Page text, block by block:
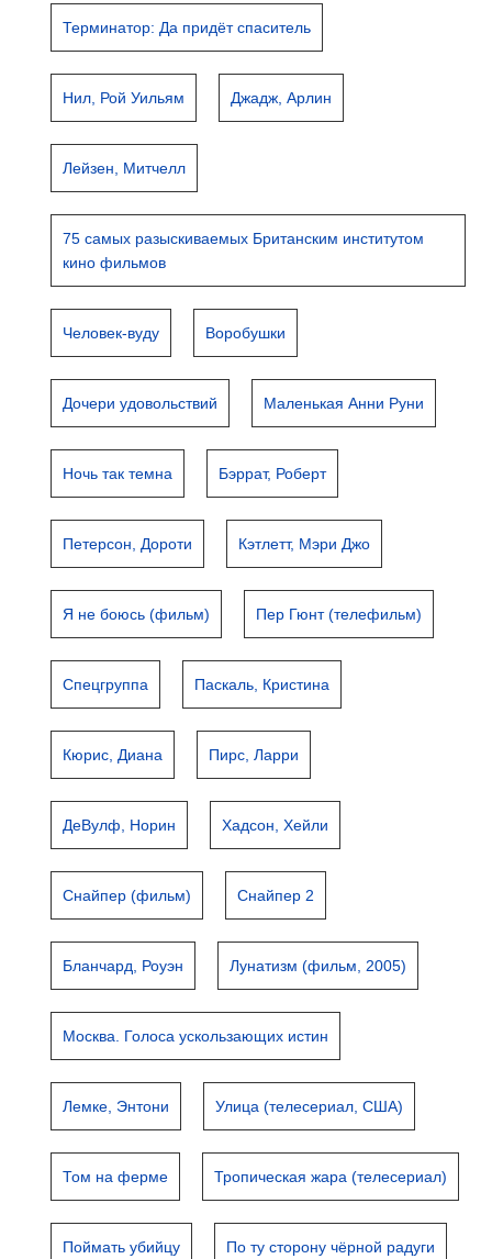
Терминатор: Да придёт спаситель
Нил, Рой Уильям Джадж, Арлин
Лейзен, Митчелл
75 самых разыскиваемых Британским институтом
кино фильмов
Человек-вуду Воробушки
Дочери удовольствий Маленькая Анни Руни
Ночь так темна Бэррат, Роберт
Петерсон, Дороти Кэтлетт, Мэри Джо
Я не боюсь (фильм) Пер Гюнт (телефильм)
Спецгруппа Паскаль, Кристина
Кюрис, Диана Пирс, Ларри
ДеВулф, Норин Хадсон, Хейли
Снайпер (фильм) Снайпер 2
Бланчард, Роуэн Лунатизм (фильм, 2005)
Москва. Голоса ускользающих истин
Лемке, Энтони Улица (телесериал, США)
Том на ферме Тропическая жара (телесериал)
Поймать убийцу По ту сторону чёрной радуги